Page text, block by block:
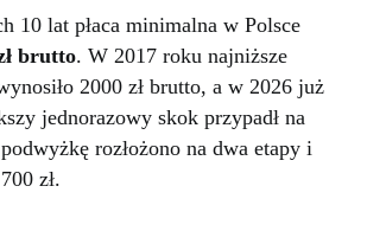
10 lat płaca minimalna w Polsce
brutto. W 2017 roku najniższe
2000 zł brutto, a w 2026 już
jednorazowy skok przypadł na
rozłożono na dwa etapy i
zł.